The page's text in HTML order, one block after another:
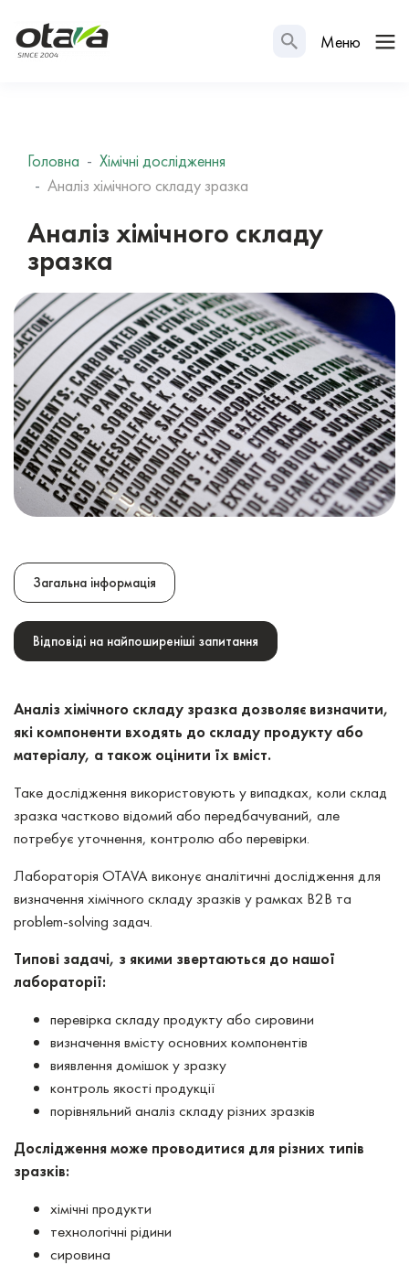
Меню
Головна
Хімічні дослідження
Аналіз хімічного складу зразка
Аналіз хімічного складу
зразка
Загальна інформація
Відповіді на найпоширеніші запитання
Аналіз хімічного складу зразка дозволяє визначити,
які компоненти входять до складу продукту або
матеріалу, а також оцінити їх вміст.
Таке дослідження використовують у випадках, коли склад
зразка частково відомий або передбачуваний, але
потребує уточнення, контролю або перевірки.
Лабораторія OTAVA виконує аналітичні дослідження для
визначення хімічного складу зразків у рамках B2B та
problem-solving задач.
Типові задачі, з якими звертаються до нашої
лабораторії:
перевірка складу продукту або сировини
визначення вмісту основних компонентів
виявлення домішок у зразку
контроль якості продукції
порівняльний аналіз складу різних зразків
Дослідження може проводитися для різних типів
зразків:
хімічні продукти
технологічні рідини
сировина